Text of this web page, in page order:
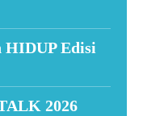
Edisi
2026